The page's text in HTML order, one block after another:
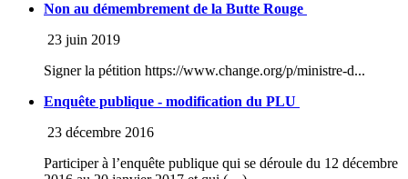
Non au démembrement de la Butte Rouge
23 juin 2019
Signer la pétition https://www.change.org/p/ministre-d...
Enquête publique - modification du PLU
23 décembre 2016
Participer à l’enquête publique qui se déroule du 12 décembre